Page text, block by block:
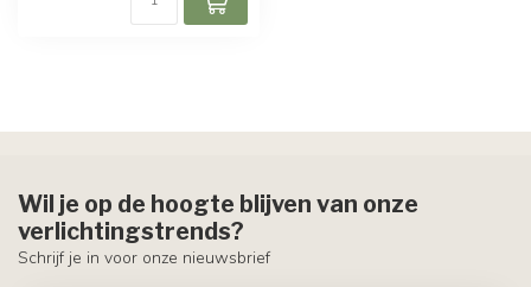
Wil je op de hoogte blijven van onze
verlichtingstrends?
Schrijf je in voor onze nieuwsbrief